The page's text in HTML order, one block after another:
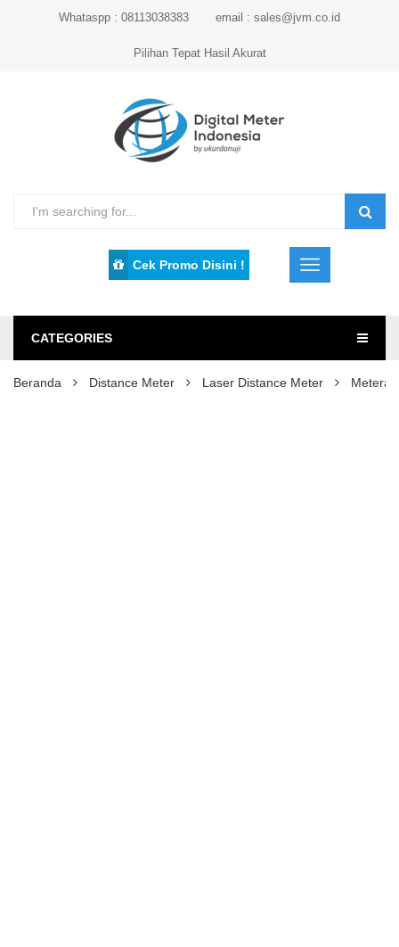
Whataspp : 08113038383 email : sales@jvm.co.id
Pilihan Tepat Hasil Akurat
Cek Promo Disini !
CATEGORIES
Beranda Distance Meter Laser Distance Meter